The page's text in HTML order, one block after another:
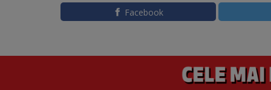
Facebook